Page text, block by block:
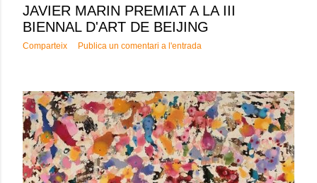
JAVIER MARIN PREMIAT A LA III
BIENNAL D'ART DE BEIJING
Comparteix Publica un comentari a l'entrada